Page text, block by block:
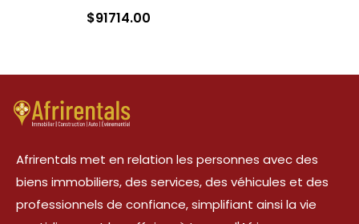
$91714.00
Afrirentals met en relation les personnes avec des
biens immobiliers, des services, des véhicules et des
professionnels de confiance, simplifiant ainsi la vie